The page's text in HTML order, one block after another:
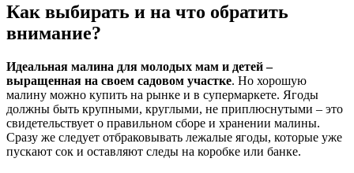
Как выбирать и на что обратить
внимание?
Идеальная малина для молодых мам и детей –
выращенная на своем садовом участке. Но хорошую
малину можно купить на рынке и в супермаркете. Ягоды
должны быть крупными, круглыми, не приплюснутыми – это
свидетельствует о правильном сборе и хранении малины.
Сразу же следует отбраковывать лежалые ягоды, которые уже
пускают сок и оставляют следы на коробке или банке.